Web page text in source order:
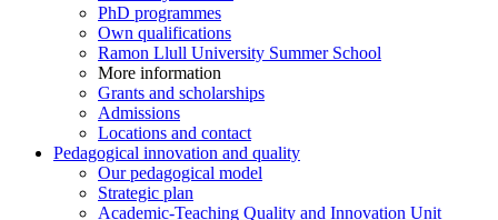
PhD programmes
Own qualifications
Ramon Llull University Summer School
More information
Grants and scholarships
Admissions
Locations and contact
Pedagogical innovation and quality
Our pedagogical model
Strategic plan
Academic-Teaching Quality and Innovation Unit